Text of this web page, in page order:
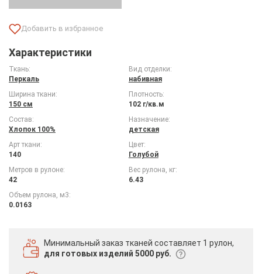
Характеристики
Ткань:
Перкаль
Вид отделки:
набивная
Ширина ткани:
150 см
Плотность:
102 г/кв.м
Состав:
Хлопок 100%
Назначение:
детская
Арт ткани:
140
Цвет:
Голубой
Метров в рулоне:
42
Вес рулона, кг:
6.43
Объем рулона, м3:
0.0163
Минимальный заказ тканей составляет 1 рулон,
для готовых изделий 5000 руб.